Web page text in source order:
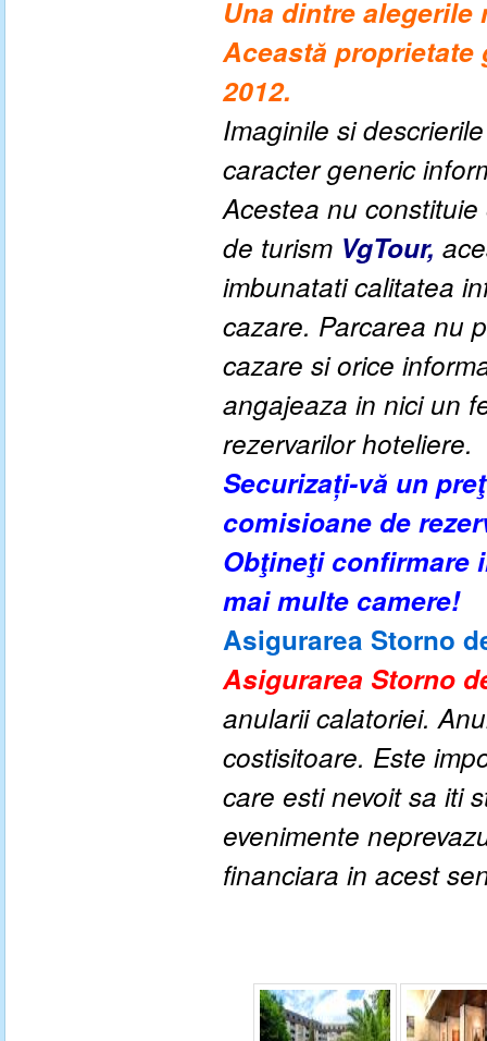
Una dintre alegerile
Această proprietate
2012.
Imaginile si
caracter generic
Acestea nu
de turism VgTour,
imbunatati calitatea
cazare. Parcarea nu
cazare si orice
angajeaza in nici un
rezervarilor hoteliere.
Securizați-vă un
comisioane de
Obţineţi confirmare
mai multe camere!
Asigurarea Storno
Asigurarea Storno
anularii calatoriei.
costisitoare. Este
care esti nevoit sa iti
evenimente
financiara in acest